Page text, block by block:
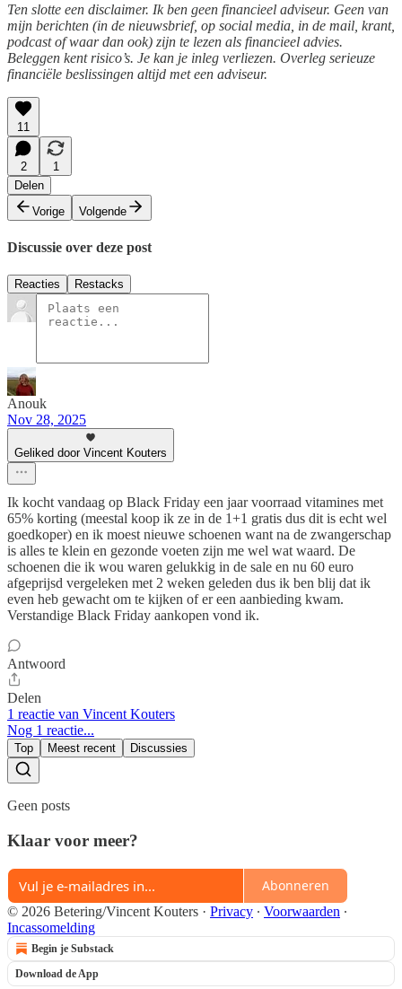
Ten slotte een disclaimer. Ik ben geen financieel adviseur. Geen van
mijn berichten (in de nieuwsbrief, op social media, in de mail, krant,
podcast of waar dan ook) zijn te lezen als financieel advies.
Beleggen kent risico’s. Je kan je inleg verliezen. Overleg serieuze
financiële beslissingen altijd met een adviseur.
11
2
1
Delen
Vorige
Volgende
Discussie over deze post
Reacties Restacks
Anouk
Nov 28, 2025
Geliked door Vincent Kouters
Ik kocht vandaag op Black Friday een jaar voorraad vitamines met
65% korting (meestal koop ik ze in de 1+1 gratis dus dit is echt wel
goedkoper) en ik moest nieuwe schoenen want na de zwangerschap
is alles te klein en gezonde voeten zijn me wel wat waard. De
schoenen die ik wou waren gelukkig in de sale en nu 60 euro
afgeprijsd vergeleken met 2 weken geleden dus ik ben blij dat ik
even heb gewacht om te kijken of er een aanbieding kwam.
Verstandige Black Friday aankopen vond ik.
Antwoord
Delen
1 reactie van Vincent Kouters
Nog 1 reactie...
Top Meest recent Discussies
Geen posts
Klaar voor meer?
Abonneren
© 2026 Betering/Vincent Kouters · Privacy ∙ Voorwaarden ∙
Incassomelding
Begin je Substack
Download de App